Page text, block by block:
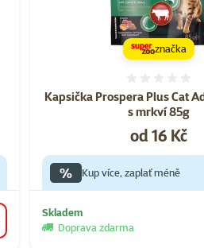
hodnocení: 1
košíku
Kapsička Prospera Plus Cat
s mrkví 85g
Cena
od 16 Kč
značka
% Kup více, zaplať méně
Skladem
Doprava zdarma